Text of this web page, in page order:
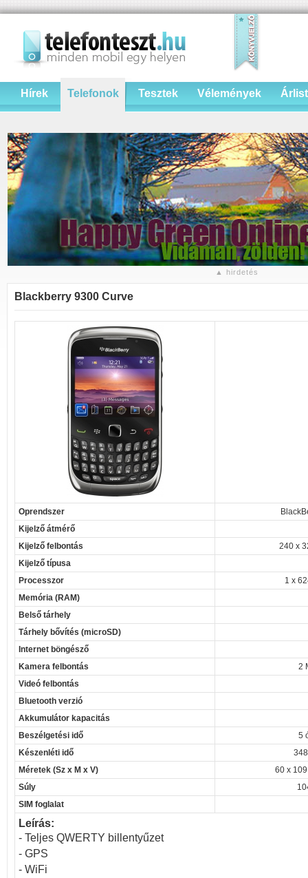
Hírek Telefonok Tesztek Vélemények
▲ hirdetés
Blackberry 9300 Curve
Oprendszer
Kijelző átmérő
Kijelző felbontás
240 x
Kijelző típusa
Processzor
1 x
Memória (RAM)
Belső tárhely
Tárhely bővítés (microSD)
Internet böngésző
Kamera felbontás
2
Videó felbontás
Bluetooth verzió
Akkumulátor kapacitás
Beszélgetési idő
5
Készenléti idő
Méretek (Sz x M x V)
60 x
Súly
SIM foglalat
Leírás:
- Teljes QWERTY billentyűzet
- GPS
- WiFi